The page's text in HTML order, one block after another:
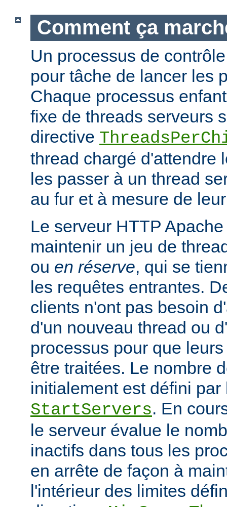
Comment ça
Un processus de
pour tâche de lancer les
Chaque processus
fixe de threads serveurs
directive
thread chargé d'attendre
les passer à un thread
au fur et à mesure de
Le serveur HTTP
maintenir un jeu de
ou en réserve, qui se
les requêtes entrantes.
clients n'ont pas besoin
d'un nouveau thread ou
processus pour que
être traitées. Le nombre
initialement est défini par
StartServers. En
le serveur évalue le
inactifs dans tous les
en arrête de façon à
l'intérieur des limites